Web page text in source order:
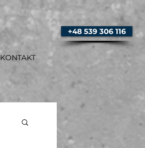
KONTAKT
+48 539 306 116